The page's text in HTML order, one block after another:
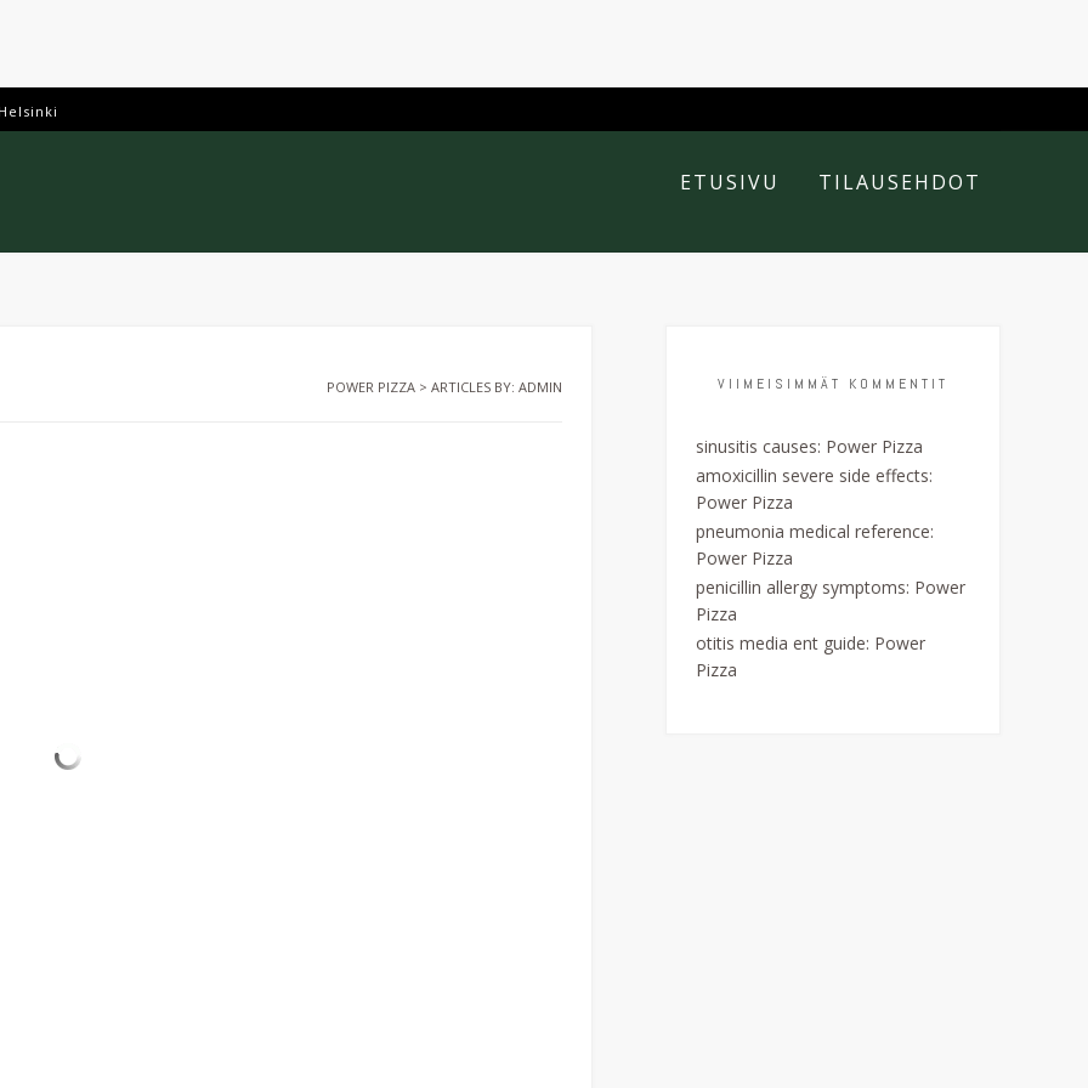
ETUSIVU TILAUSEHDOT
POWER PIZZA > ARTICLES BY: ADMIN VIIMEISIMMÄT KOMMENTIT
sinusitis causes: Power Pizza
amoxicillin severe side effects:
Power Pizza
pneumonia medical reference:
Power Pizza
penicillin allergy symptoms: Power
Pizza
otitis media ent guide: Power
Pizza